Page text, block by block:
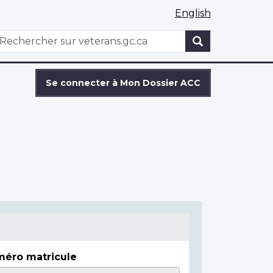
English
WxT
Se connecter à Mon Dossier ACC
matricule